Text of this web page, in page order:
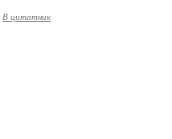
В цитатник